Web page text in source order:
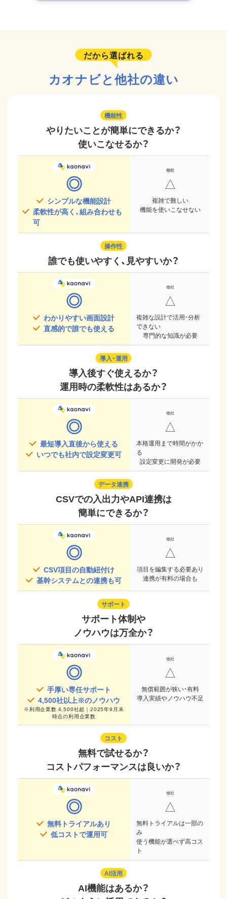
だから選ばれる
カオナビと他社の違い
機能性
やりたいことが簡単にできるか？
使いこなせるか？
◎
シンプルな機能設計
柔軟性が高く、組み合わせも
可
△
複雑で難しい
機能を使いこなせない
操作性
誰でも使いやすく、見やすいか？
◎
わかりやすい画面設計
直感的で誰でも使える
△
複雑な設計で活用・分析
できない
専門的な知識が必要
導入・運用
導入後すぐ使えるか？
運用時の柔軟性はあるか？
◎
最短導入直後から使える
いつでも社内で設定変更可
△
本格運用まで時間がかか
る
設定変更に開発が必要
データ連携
CSVでの入出力やAPI連携は
簡単にできるか？
◎
CSV項目の自動紐付け
基幹システムとの連携も可
△
項目を編集する必要あり
連携が有料の場合も
サポート
サポート体制や
ノウハウは万全か？
◎
手厚い専任サポート
4,500社以上※のノウハウ
※利用企業数 4,500社超｜2025年9月末
時点の利用企業数
△
無償範囲が狭い・有料
導入実績やノウハウ不足
コスト
無料で試せるか？
コストパフォーマンスは良いか？
◎
無料トライアルあり
低コストで運用可
△
無料トライアルは一部の
み
使う機能が選べず高コス
ト
AI活用
AI機能はあるか？